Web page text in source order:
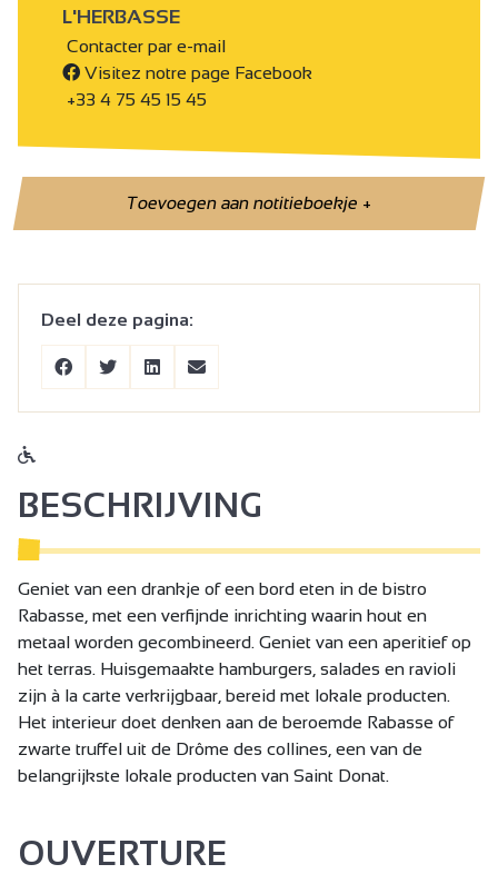
L'HERBASSE
Contacter par e-mail
Visitez notre page Facebook
+33 4 75 45 15 45
Toevoegen aan notitieboekje+
Deel deze pagina:
BESCHRIJVING
Geniet van een drankje of een bord eten in de bistro
Rabasse, met een verfijnde inrichting waarin hout en
metaal worden gecombineerd. Geniet van een aperitief op
het terras. Huisgemaakte hamburgers, salades en ravioli
zijn à la carte verkrijgbaar, bereid met lokale producten.
Het interieur doet denken aan de beroemde Rabasse of
zwarte truffel uit de Drôme des collines, een van de
belangrijkste lokale producten van Saint Donat.
OUVERTURE